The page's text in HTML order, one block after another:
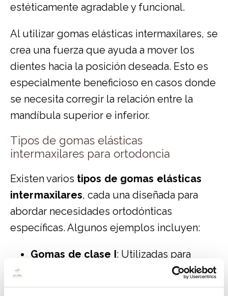
estéticamente agradable y funcional.
Al utilizar gomas elásticas intermaxilares, se
crea una fuerza que ayuda a mover los
dientes hacia la posición deseada. Esto es
especialmente beneficioso en casos donde
se necesita corregir la relación entre la
mandíbula superior e inferior.
Tipos de gomas elásticas
intermaxilares para ortodoncia
Existen varios tipos de gomas elásticas
intermaxilares, cada una diseñada para
abordar necesidades ortodónticas
específicas. Algunos ejemplos incluyen:
Gomas de clase I: Utilizadas para
corregir problemas relacionados con la
mordida.